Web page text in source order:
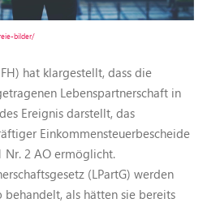
bilder/
hat klargestellt, dass die
Lebenspartnerschaft in
Ereignis darstellt, das
Einkommensteuerbescheide
Nr. 2 AO ermöglicht.
(LPartG) werden
behandelt, als hätten sie bereits